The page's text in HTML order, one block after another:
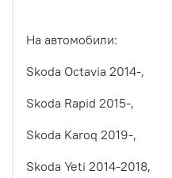
На автомобили:
Skoda Octavia 2014-,
Skoda Rapid 2015-,
Skoda Karoq 2019-,
Skoda Yeti 2014-2018,